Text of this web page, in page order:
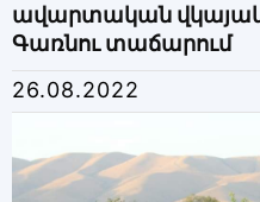
ավարտական
Գառնու տաճարում
26.08.2022